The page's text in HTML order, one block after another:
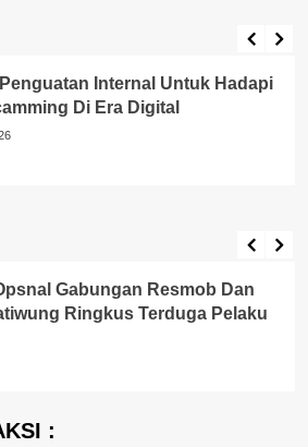
Internal Untuk Hadapi
Di Era Digital
Gabungan Resmob Dan
Ringkus Terduga Pelaku
: